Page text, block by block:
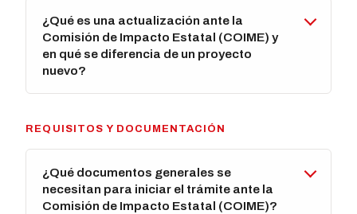
¿Qué es una actualización ante la
Comisión de Impacto Estatal (COIME) y
en qué se diferencia de un proyecto
nuevo?
REQUISITOS Y DOCUMENTACIÓN
¿Qué documentos generales se
necesitan para iniciar el trámite ante la
Comisión de Impacto Estatal (COIME)?